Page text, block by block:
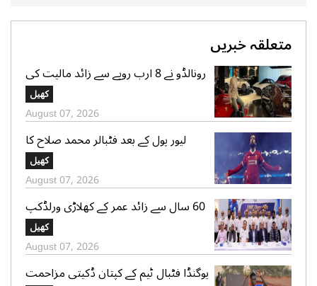
متعلقہ خبریں
رونالڈو نے 8 ارب روپے سے زائد مالیت کی
سپر کار کلیکشن کی جھلک دکھا دی
کھیل
August 07, 2026
لیور پول کے بعد فٹبالر محمد صلاح کا
ترکینہ کے کلب کیساتھ معاہدے کا امکان
کھیل
August 07, 2026
60 سال سے زائد عمر کے کھلاڑی ورلڈکپ
میں شرکت کیلئے روانہ
کھیل
August 07, 2026
یوگنڈا فٹبال ٹیم کے کپتان ڈکیتی مزاحمت